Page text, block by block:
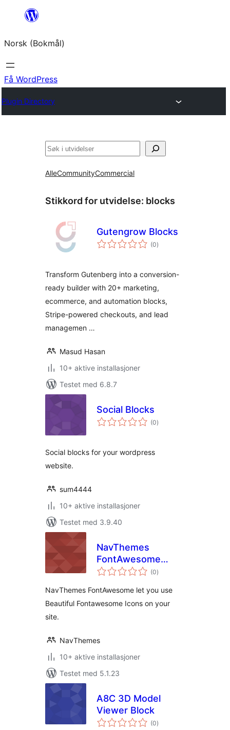
Hopp
innhold
Norsk (Bokmål)
Få WordPress
Plugin Directory
Søk
AlleCommunityCommercial
Stikkord for utvidelse: blocks
Gutengrow Blocks
(0totale
vurderinger
)
Transform Gutenberg into a conversion-
ready builder with 20+ marketing,
ecommerce, and automation blocks,
Stripe-powered checkouts, and lead
managemen …
Masud Hasan
10+ aktive installasjoner
Testet med 6.8.7
Social Blocks
(0totale
vurderinger
)
Social blocks for your wordpress
website.
sum4444
10+ aktive installasjoner
Testet med 3.9.40
NavThemes
FontAwesome
Icons
(0totale
vurderinger
)
NavThemes FontAwesome let you use
Beautiful Fontawesome Icons on your
site.
NavThemes
10+ aktive installasjoner
Testet med 5.1.23
A8C 3D Model
Viewer Block
(0totale
vurderinger
)